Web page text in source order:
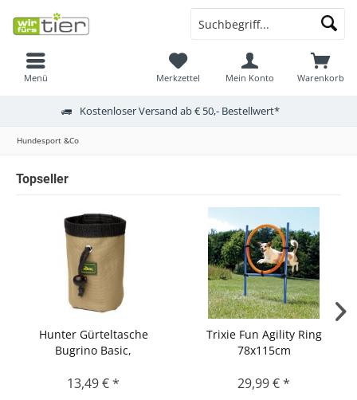
Menü Warenkorb
Merkzettel Mein Konto
Kostenloser Versand ab € 50,- Bestellwert*
Hundesport &Co
Topseller
Hunter Gürteltasche
Bugrino Basic,
13,49 € *
Trixie Fun Agility Ring
78x115cm
29,99 € *